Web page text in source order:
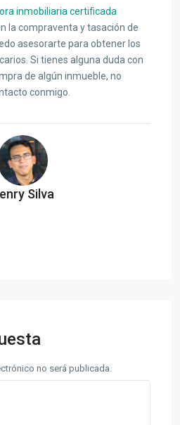
inmobiliaria certificada
la compraventa y tasación de
asesorarte para obtener los
Si tienes alguna duda con
de algún inmueble, no
conmigo.
Silva
no será publicada.